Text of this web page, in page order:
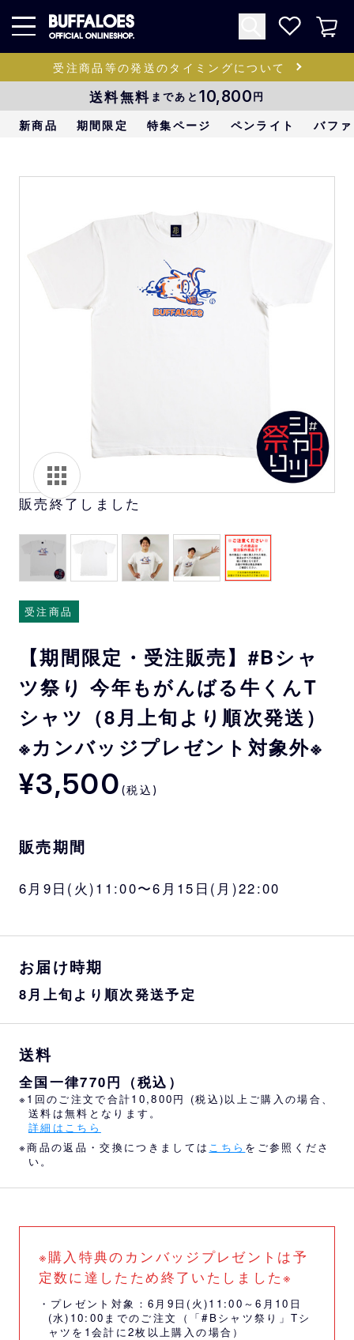
受注商品等の発送のタイミングについて
送料無料 まであと 10,800円
新商品 期間限定 特集ページ ペンライト バフ
販売終了しました
受注商品
【期間限定・受注販売】#Bシャ
ツ祭り 今年もがんばる牛くんT
シャツ（8月上旬より順次発送）
※カンバッジプレゼント対象外※
¥3,500 (税込)
販売期間
6月9日(火)11:00〜6月15日(月)22:00
お届け時期
8月上旬より順次発送予定
送料
全国一律770円（税込）
※1回のご注文で合計10,800円 (税込)以上ご購入の場合、
送料は無料となります。
詳細はこちら
※商品の返品・交換につきましては こちら をご参照くださ
い。
※購入特典のカンバッジプレゼントは予
定数に達したため終了いたしました※
・プレゼント対象：6月9日(火)11:00～6月10日
(水)10:00までのご注文（「#Bシャツ祭り」Tシ
ャツを1会計に2枚以上購入の場合）